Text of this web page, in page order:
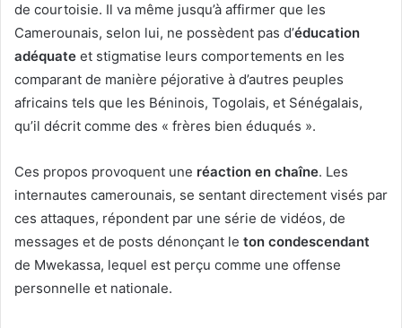
de courtoisie. Il va même jusqu’à affirmer que les
Camerounais, selon lui, ne possèdent pas d’éducation
adéquate et stigmatise leurs comportements en les
comparant de manière péjorative à d’autres peuples
africains tels que les Béninois, Togolais, et Sénégalais,
qu’il décrit comme des « frères bien éduqués ».
Ces propos provoquent une réaction en chaîne. Les
internautes camerounais, se sentant directement visés par
ces attaques, répondent par une série de vidéos, de
messages et de posts dénonçant le ton condescendant
de Mwekassa, lequel est perçu comme une offense
personnelle et nationale.